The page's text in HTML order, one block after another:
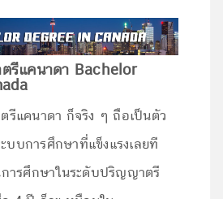
รีแคนาดา Bachelor
คนาดา ก็จริง ๆ ถือเป็นตัว
บบการศึกษาที่แข็งแรงเลยที
นการศึกษาในระดับปริญญาตรี